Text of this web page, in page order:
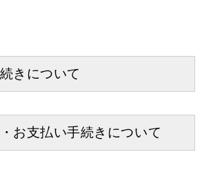
きについて
お支払い手続きについて